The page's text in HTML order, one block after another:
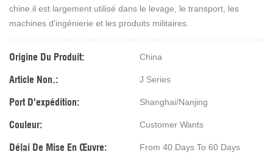
chine.il est largement utilisé dans le levage, le transport, les
machines d'ingénierie et les produits militaires.
Origine Du Produit: China
Article Non.: J Series
Port D'expédition: Shanghai/Nanjing
Couleur: Customer Wants
Délai De Mise En Œuvre: From 40 Days To 60 Days